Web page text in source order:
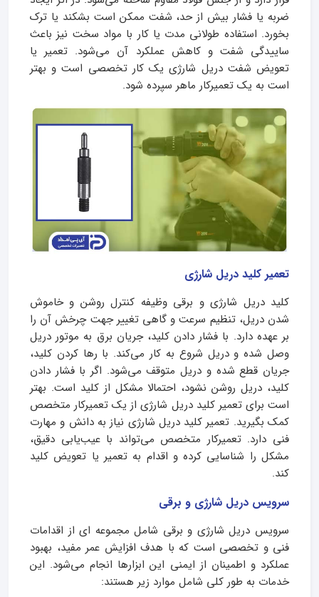
ضربه یا فشار بیش از حد، شفت ممکن است بشکند یا ترک
بخورد. استفاده طولانی مدت یا کار با مواد سخت نیز باعث
ساییدگی شفت و کاهش عملکرد آن می‌شود. تعمیر یا
تعویض شفت دریل شارژی یک کار تخصصی است و بهتر
است به یک تعمیرکار ماهر سپرده شود.
تعمیر کلید دریل شارژی
کلید دریل شارژی و برقی وظیفه کنترل روشن و خاموش
شدن دریل، تنظیم سرعت و گاهی تغییر جهت چرخش آن را
بر عهده دارد. با فشار دادن کلید، جریان برق به موتور دریل
وصل شده و دریل شروع به کار می‌کند. با رها کردن کلید،
جریان قطع شده و دریل متوقف می‌شود. اگر با فشار دادن
کلید، دریل روشن نشود، احتمالا مشکل از کلید است. بهتر
است برای تعمیر کلید دریل شارژی از یک تعمیرکار متخصص
کمک بگیرید. تعمیر کلید دریل شارژی نیاز به دانش و مهارت
فنی دارد. تعمیرکار متخصص می‌تواند با عیب‌یابی دقیق،
مشکل را شناسایی کرده و اقدام به تعمیر یا تعویض کلید
کند.
سرویس دریل شارژی و برقی
سرویس دریل شارژی و برقی شامل مجموعه ای از اقدامات
فنی و تخصصی است که با هدف افزایش عمر مفید، بهبود
عملکرد و اطمینان از ایمنی این ابزارها انجام می‌شود. این
خدمات به طور کلی شامل موارد زیر هستند: